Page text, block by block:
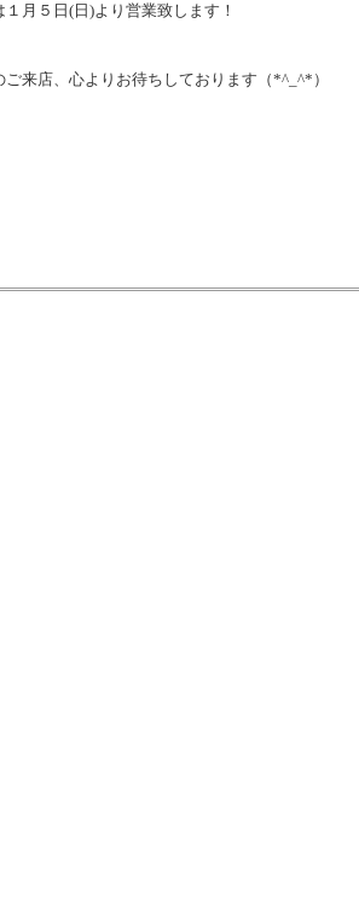
１月５日(日)より営業致します！
ご来店、心よりお待ちしております（*^_^*）